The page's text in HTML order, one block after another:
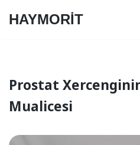
HAYMORİT
Prostat
Mualicesi